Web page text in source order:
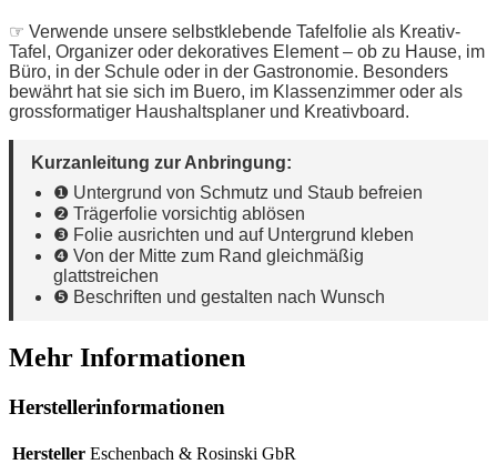
☞ Verwende unsere selbstklebende Tafelfolie als Kreativ-
Tafel, Organizer oder dekoratives Element – ob zu Hause, im
Büro, in der Schule oder in der Gastronomie. Besonders
bewährt hat sie sich im Buero, im Klassenzimmer oder als
grossformatiger Haushaltsplaner und Kreativboard.
Kurzanleitung zur Anbringung:
❶ Untergrund von Schmutz und Staub befreien
❷ Trägerfolie vorsichtig ablösen
❸ Folie ausrichten und auf Untergrund kleben
❹ Von der Mitte zum Rand gleichmäßig
glattstreichen
❺ Beschriften und gestalten nach Wunsch
Mehr Informationen
Herstellerinformationen
Hersteller Eschenbach & Rosinski GbR